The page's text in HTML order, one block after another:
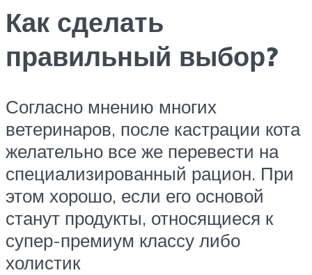
Как сделать
правильный выбор?
Согласно мнению многих
ветеринаров, после кастрации кота
желательно все же перевести на
специализированный рацион. При
этом хорошо, если его основой
станут продукты, относящиеся к
супер-премиум классу либо
холистик